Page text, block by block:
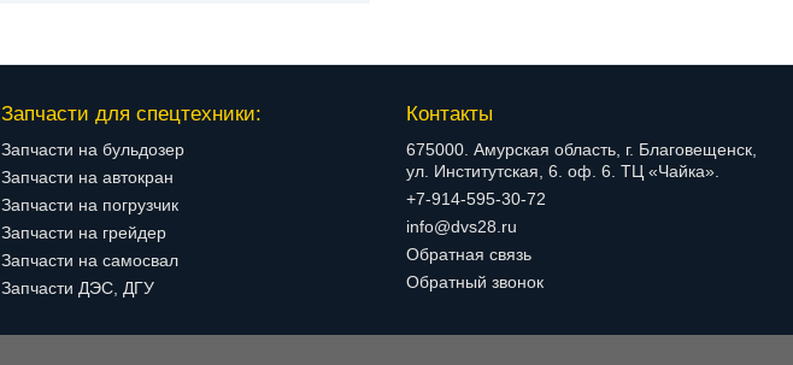
Запчасти для спецтехники:
Запчасти на бульдозер
Запчасти на автокран
Запчасти на погрузчик
Запчасти на грейдер
Запчасти на самосвал
Запчасти ДЭС, ДГУ
Контакты
675000. Амурская область, г. Благовещенск,
ул. Институтская, 6. оф. 6. ТЦ «Чайка».
+7-914-595-30-72
info@dvs28.ru
Обратная связь
Обратный звонок